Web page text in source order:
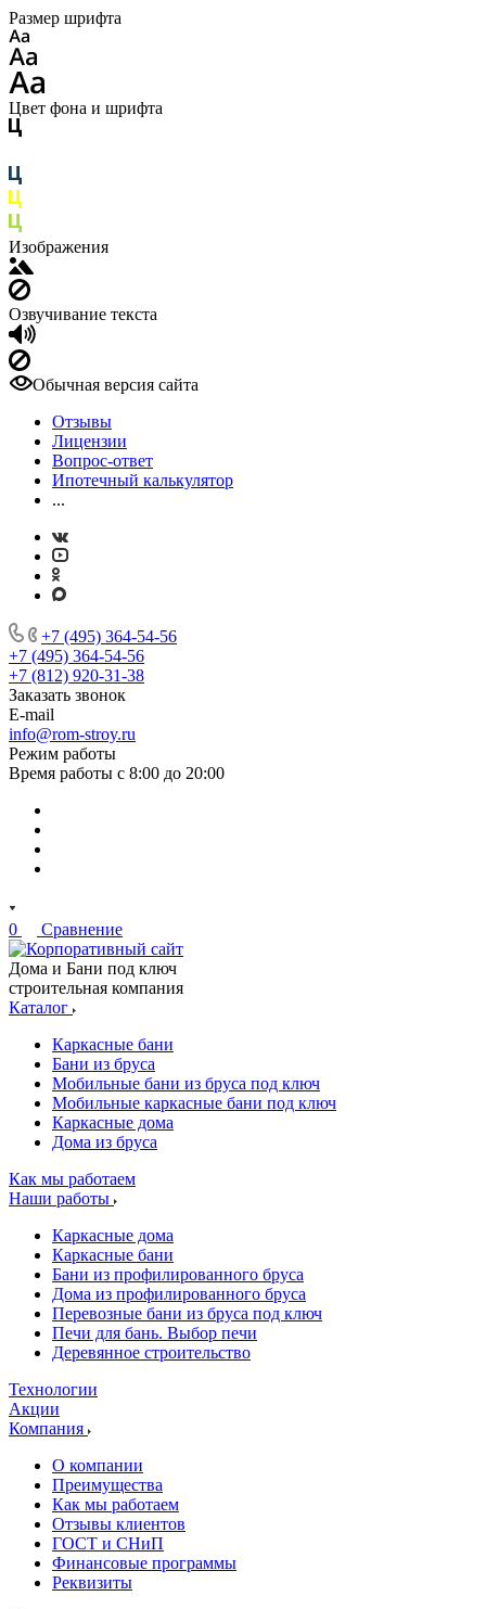
Размер шрифта
Цвет фона и шрифта
Изображения
Озвучивание текста
Обычная версия сайта
Отзывы
Лицензии
Вопрос-ответ
Ипотечный калькулятор
...
+7 (495) 364-54-56
+7 (495) 364-54-56
+7 (812) 920-31-38
Заказать звонок
E-mail
info@rom-stroy.ru
Режим работы
Время работы с 8:00 до 20:00
0 Сравнение
Дома и Бани под ключ
строительная компания
Каталог
Каркасные бани
Бани из бруса
Мобильные бани из бруса под ключ
Мобильные каркасные бани под ключ
Каркасные дома
Дома из бруса
Как мы работаем
Наши работы
Каркасные дома
Каркасные бани
Бани из профилированного бруса
Дома из профилированного бруса
Перевозные бани из бруса под ключ
Печи для бань. Выбор печи
Деревянное строительство
Технологии
Акции
Компания
О компании
Преимущества
Как мы работаем
Отзывы клиентов
ГОСТ и СНиП
Финансовые программы
Реквизиты